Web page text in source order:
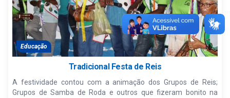
Educação
Tradicional Festa de Reis
A festividade contou com a animação dos Grupos de Reis;
Grupos de Samba de Roda e outros que fizeram bonito na